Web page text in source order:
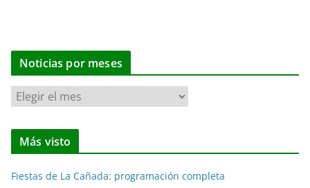
Noticias por meses
N
o
t
i
Más visto
Fiestas de La Cañada: programación completa